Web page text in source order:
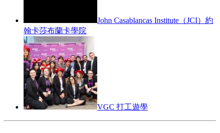
John Casablancas Institute（JCI）約
翰卡莎布蘭卡學院
VGC 打工遊學